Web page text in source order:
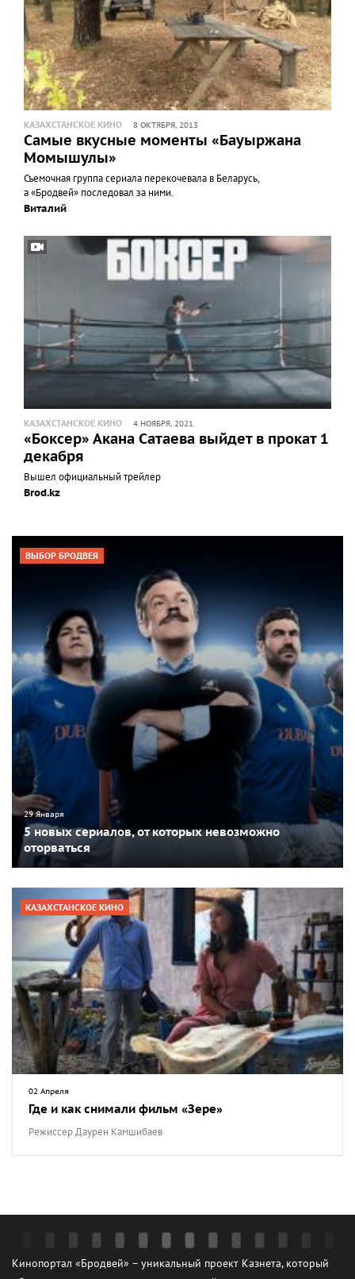
КАЗАХСТАНСКОЕ КИНО 8 ОКТЯБРЯ, 2013
Самые вкусные моменты «Бауыржана
Момышулы»
Съемочная группа сериала перекочевала в Беларусь,
а «Бродвей» последовал за ними.
Виталий
КАЗАХСТАНСКОЕ КИНО 4 НОЯБРЯ, 2021
«Боксер» Акана Сатаева выйдет в прокат 1
декабря
Вышел официальный трейлер
Brod.kz
ВЫБОР БРОДВЕЯ
29 Января
5 новых сериалов, от которых невозможно
оторваться
КАЗАХСТАНСКОЕ КИНО
02 Апреля
Где и как снимали фильм «Зере»
Режиссер Даурен Камшибаев
Кинопортал «Бродвей» – уникальный проект Казнета, который